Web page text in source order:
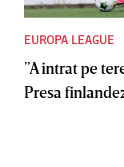
EUROPA LEAGUE
”A intrat pe
Presa